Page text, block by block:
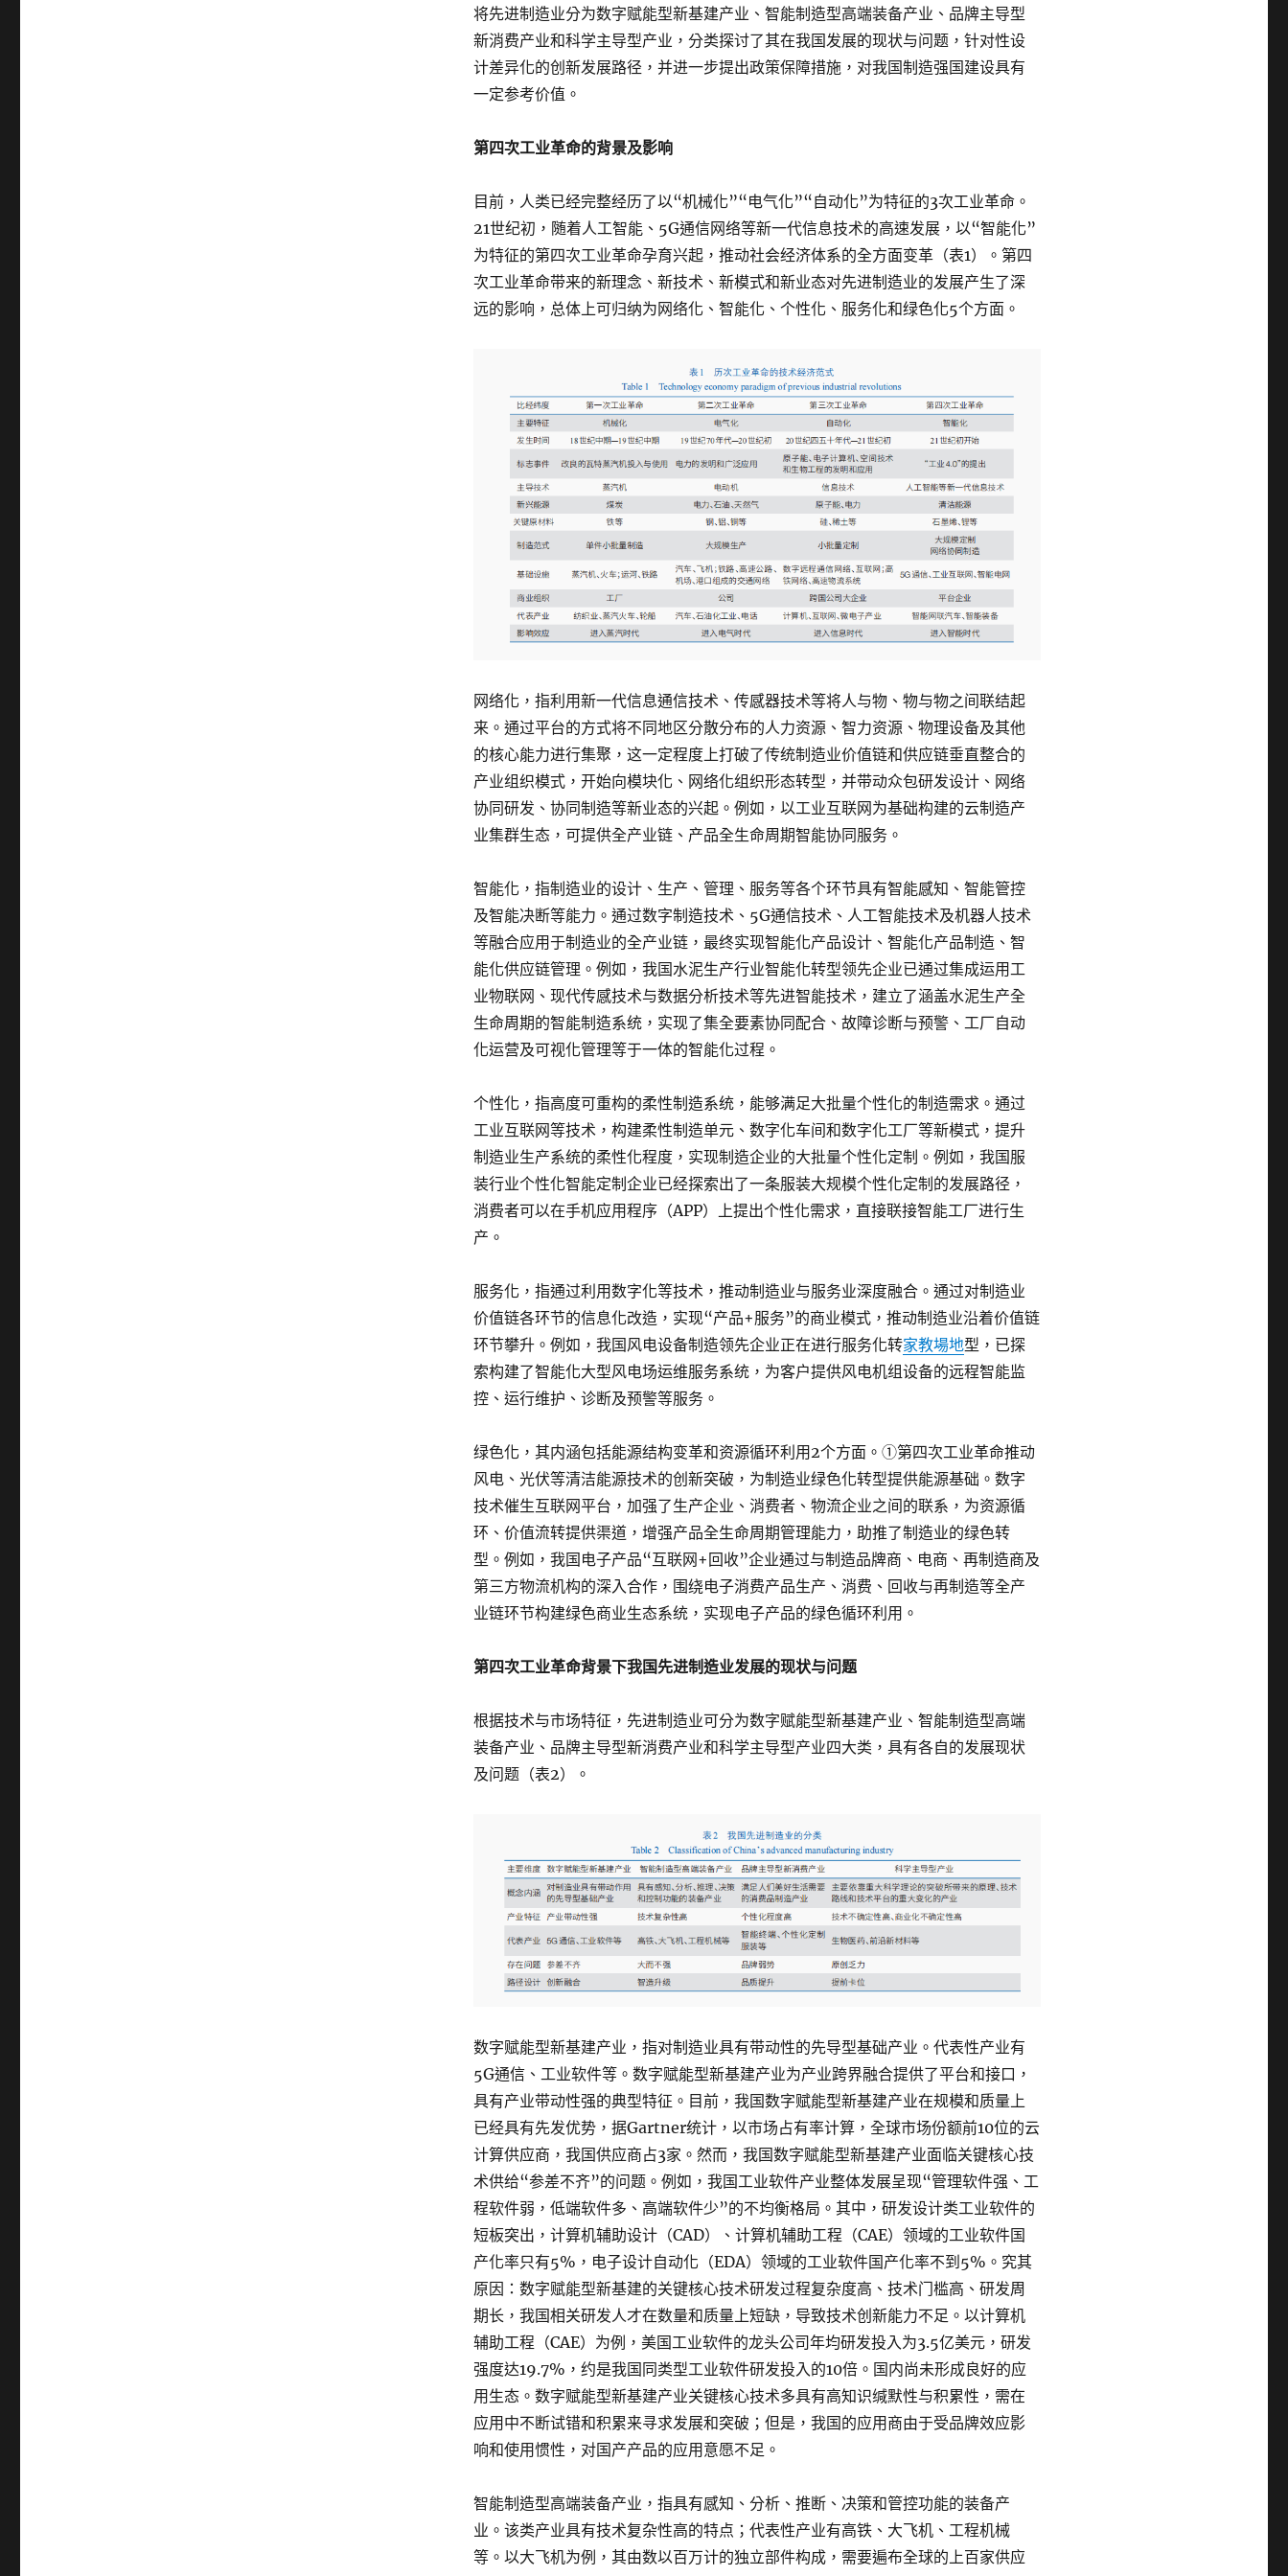
将先进制造业分为数字赋能型新基建产业、智能制造型高端装备产业、品牌主导型
新消费产业和科学主导型产业，分类探讨了其在我国发展的现状与问题，针对性设
计差异化的创新发展路径，并进一步提出政策保障措施，对我国制造强国建设具有
一定参考价值。
第四次工业革命的背景及影响
目前，人类已经完整经历了以“机械化”“电气化”“自动化”为特征的3次工业革命。
21世纪初，随着人工智能、5G通信网络等新一代信息技术的高速发展，以“智能化”
为特征的第四次工业革命孕育兴起，推动社会经济体系的全方面变革（表1）。第四
次工业革命带来的新理念、新技术、新模式和新业态对先进制造业的发展产生了深
远的影响，总体上可归纳为网络化、智能化、个性化、服务化和绿色化5个方面。
网络化，指利用新一代信息通信技术、传感器技术等将人与物、物与物之间联结起
来。通过平台的方式将不同地区分散分布的人力资源、智力资源、物理设备及其他
的核心能力进行集聚，这一定程度上打破了传统制造业价值链和供应链垂直整合的
产业组织模式，开始向模块化、网络化组织形态转型，并带动众包研发设计、网络
协同研发、协同制造等新业态的兴起。例如，以工业互联网为基础构建的云制造产
业集群生态，可提供全产业链、产品全生命周期智能协同服务。
智能化，指制造业的设计、生产、管理、服务等各个环节具有智能感知、智能管控
及智能决断等能力。通过数字制造技术、5G通信技术、人工智能技术及机器人技术
等融合应用于制造业的全产业链，最终实现智能化产品设计、智能化产品制造、智
能化供应链管理。例如，我国水泥生产行业智能化转型领先企业已通过集成运用工
业物联网、现代传感技术与数据分析技术等先进智能技术，建立了涵盖水泥生产全
生命周期的智能制造系统，实现了集全要素协同配合、故障诊断与预警、工厂自动
化运营及可视化管理等于一体的智能化过程。
个性化，指高度可重构的柔性制造系统，能够满足大批量个性化的制造需求。通过
工业互联网等技术，构建柔性制造单元、数字化车间和数字化工厂等新模式，提升
制造业生产系统的柔性化程度，实现制造企业的大批量个性化定制。例如，我国服
装行业个性化智能定制企业已经探索出了一条服装大规模个性化定制的发展路径，
消费者可以在手机应用程序（APP）上提出个性化需求，直接联接智能工厂进行生
产。
服务化，指通过利用数字化等技术，推动制造业与服务业深度融合。通过对制造业
价值链各环节的信息化改造，实现“产品+服务”的商业模式，推动制造业沿着价值链
环节攀升。例如，我国风电设备制造领先企业正在进行服务化转家教場地型，已探
索构建了智能化大型风电场运维服务系统，为客户提供风电机组设备的远程智能监
控、运行维护、诊断及预警等服务。
绿色化，其内涵包括能源结构变革和资源循环利用2个方面。①第四次工业革命推动
风电、光伏等清洁能源技术的创新突破，为制造业绿色化转型提供能源基础。数字
技术催生互联网平台，加强了生产企业、消费者、物流企业之间的联系，为资源循
环、价值流转提供渠道，增强产品全生命周期管理能力，助推了制造业的绿色转
型。例如，我国电子产品“互联网+回收”企业通过与制造品牌商、电商、再制造商及
第三方物流机构的深入合作，围绕电子消费产品生产、消费、回收与再制造等全产
业链环节构建绿色商业生态系统，实现电子产品的绿色循环利用。
第四次工业革命背景下我国先进制造业发展的现状与问题
根据技术与市场特征，先进制造业可分为数字赋能型新基建产业、智能制造型高端
装备产业、品牌主导型新消费产业和科学主导型产业四大类，具有各自的发展现状
及问题（表2）。
数字赋能型新基建产业，指对制造业具有带动性的先导型基础产业。代表性产业有
5G通信、工业软件等。数字赋能型新基建产业为产业跨界融合提供了平台和接口，
具有产业带动性强的典型特征。目前，我国数字赋能型新基建产业在规模和质量上
已经具有先发优势，据Gartner统计，以市场占有率计算，全球市场份额前10位的云
计算供应商，我国供应商占3家。然而，我国数字赋能型新基建产业面临关键核心技
术供给“参差不齐”的问题。例如，我国工业软件产业整体发展呈现“管理软件强、工
程软件弱，低端软件多、高端软件少”的不均衡格局。其中，研发设计类工业软件的
短板突出，计算机辅助设计（CAD）、计算机辅助工程（CAE）领域的工业软件国
产化率只有5%，电子设计自动化（EDA）领域的工业软件国产化率不到5%。究其
原因：数字赋能型新基建的关键核心技术研发过程复杂度高、技术门槛高、研发周
期长，我国相关研发人才在数量和质量上短缺，导致技术创新能力不足。以计算机
辅助工程（CAE）为例，美国工业软件的龙头公司年均研发投入为3.5亿美元，研发
强度达19.7%，约是我国同类型工业软件研发投入的10倍。国内尚未形成良好的应
用生态。数字赋能型新基建产业关键核心技术多具有高知识缄默性与积累性，需在
应用中不断试错和积累来寻求发展和突破；但是，我国的应用商由于受品牌效应影
响和使用惯性，对国产产品的应用意愿不足。
智能制造型高端装备产业，指具有感知、分析、推断、决策和管控功能的装备产
业。该类产业具有技术复杂性高的特点；代表性产业有高铁、大飞机、工程机械
等。以大飞机为例，其由数以百万计的独立部件构成，需要遍布全球的上百家供应